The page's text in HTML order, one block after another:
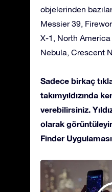
objelerinden
Messier 39,
X-1, North
Nebula, Crescent
Sadece birkaç
takımyıldızında
verebilirsiniz.
olarak
Finder